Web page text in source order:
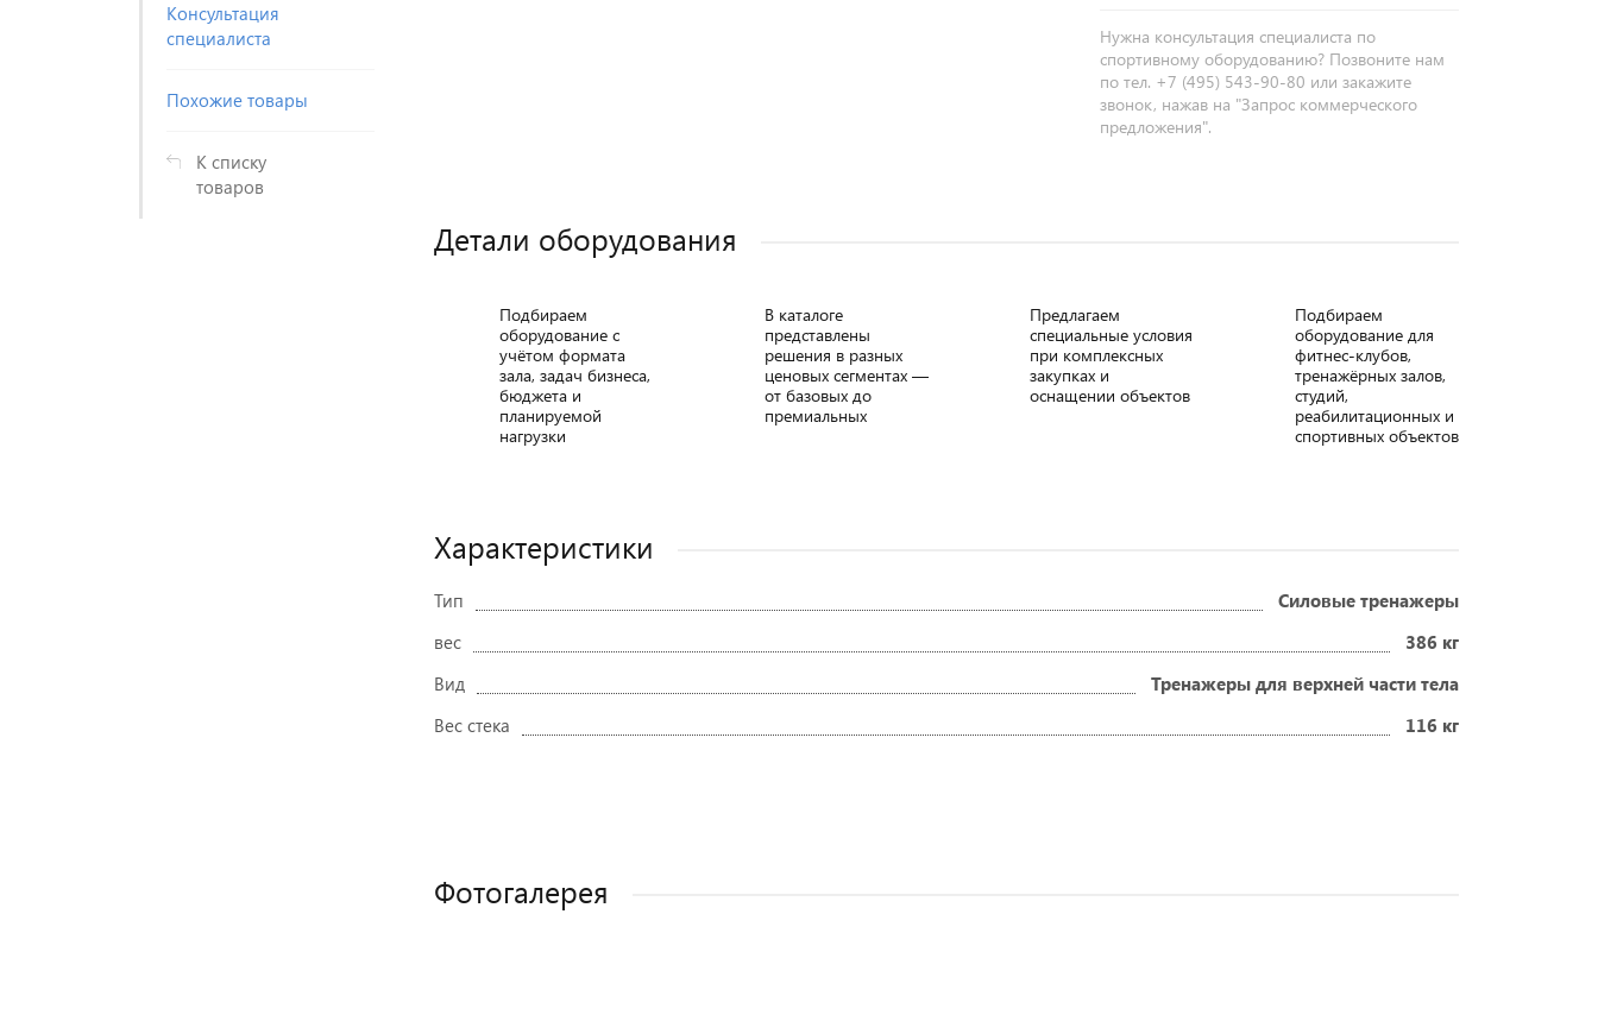
Консультация
специалиста
Похожие товары
К списку
товаров
Нужна консультация специалиста по
спортивному оборудованию? Позвоните нам
по тел. +7 (495) 543-90-80 или закажите
звонок, нажав на "Запрос коммерческого
предложения".
Детали оборудования
Подбираем
оборудование с
учётом формата
зала, задач бизнеса,
бюджета и
планируемой
нагрузки
В каталоге
представлены
решения в разных
ценовых сегментах —
от базовых до
премиальных
Предлагаем
специальные условия
при комплексных
закупках и
оснащении объектов
Подбираем
оборудование для
фитнес-клубов,
тренажёрных залов,
студий,
реабилитационных и
спортивных объектов
Характеристики
Тип
Силовые тренажеры
вес
386 кг
Вид
Тренажеры для верхней части тела
Вес стека
116 кг
Фотогалерея